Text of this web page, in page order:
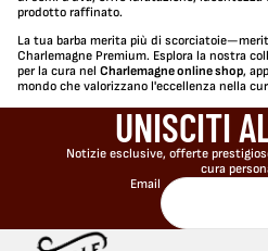
prodotto raffinato.
La tua barba merita più di
Charlemagne Premium. Esplora la nostra
per la cura nel Charlemagne online shop,
mondo che valorizzano l'eccellenza nella
UNISCITI
Notizie esclusive, offerte
cura
Email